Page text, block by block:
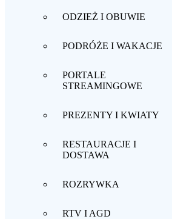
ODZIEŻ I OBUWIE
PODRÓŻE I WAKACJE
PORTALE
STREAMINGOWE
PREZENTY I KWIATY
RESTAURACJE I
DOSTAWA
ROZRYWKA
RTV I AGD